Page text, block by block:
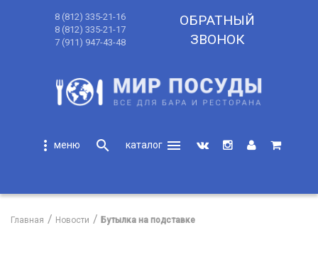
8 (812) 335-21-16
8 (812) 335-21-17
7 (911) 947-43-48
ОБРАТНЫЙ
ЗВОНОК
more_vert search
menu
Главная Новости Бутылка на подставке